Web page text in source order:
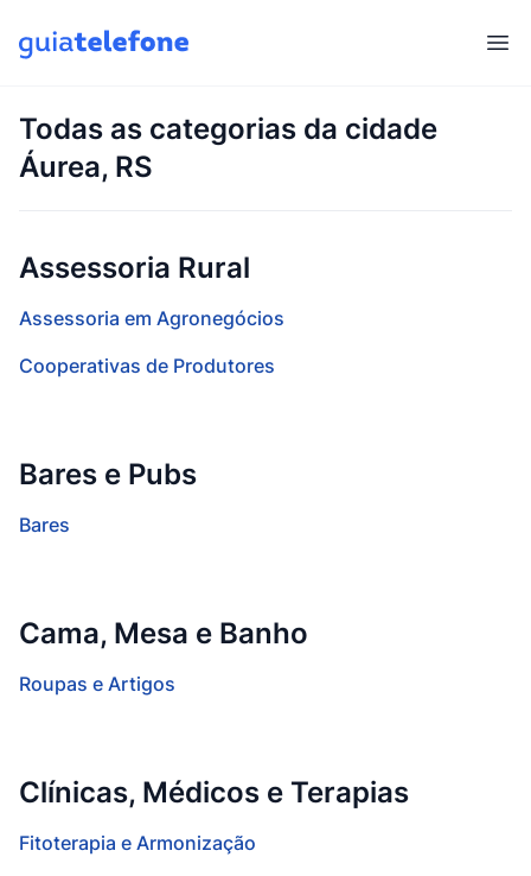
Todas as categorias da cidade
Áurea, RS
Assessoria Rural
Assessoria em Agronegócios
Cooperativas de Produtores
Bares e Pubs
Bares
Cama, Mesa e Banho
Roupas e Artigos
Clínicas, Médicos e Terapias
Fitoterapia e Armonização